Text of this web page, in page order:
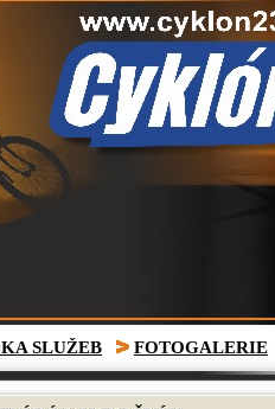
SLUŽEB FOTOGALERIE